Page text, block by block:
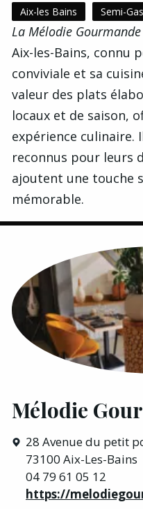
Aix-les Bains Semi-
La Mélodie Gourmande
Aix-les-Bains, connu
conviviale et sa
valeur des plats
locaux et de saison,
expérience culinaire.
reconnus pour leurs
ajoutent une touche
mémorable.
Mélodie
28 Avenue du petit
73100 Aix-Les-Bains
04 79 61 05 12
https://